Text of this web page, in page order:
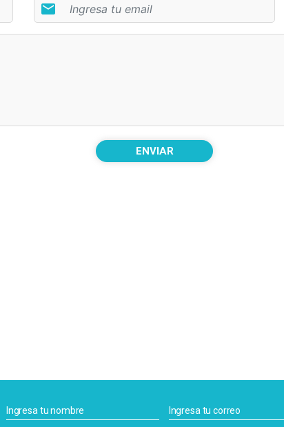
email
ENVIAR